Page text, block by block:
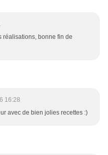
réalisations, bonne fin de
16:28
avec de bien jolies recettes :)